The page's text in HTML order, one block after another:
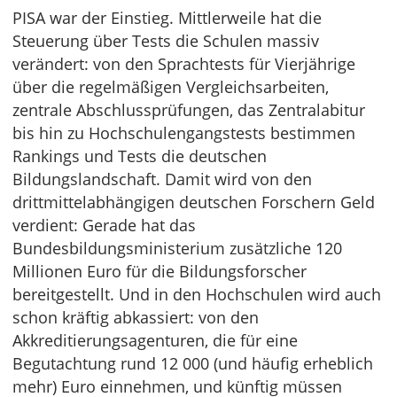
PISA war der Einstieg. Mittlerweile hat die
Steuerung über Tests die Schulen massiv
verändert: von den Sprachtests für Vierjährige
über die regelmäßigen Vergleichsarbeiten,
zentrale Abschlussprüfungen, das Zentralabitur
bis hin zu Hochschulengangstests bestimmen
Rankings und Tests die deutschen
Bildungslandschaft. Damit wird von den
drittmittelabhängigen deutschen Forschern Geld
verdient: Gerade hat das
Bundesbildungsministerium zusätzliche 120
Millionen Euro für die Bildungsforscher
bereitgestellt. Und in den Hochschulen wird auch
schon kräftig abkassiert: von den
Akkreditierungsagenturen, die für eine
Begutachtung rund 12 000 (und häufig erheblich
mehr) Euro einnehmen, und künftig müssen